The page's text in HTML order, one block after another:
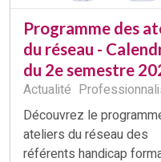
Programme des
du réseau -
du 2e semestre
Actualité
Découvrez le
ateliers du réseau des
référents handicap